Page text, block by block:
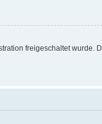
freigeschaltet wurde.